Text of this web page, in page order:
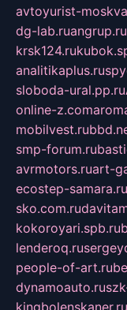
avtoyurist-
dg-lab.ruangrup.ru
krsk124.ru
analitikaplus.ru
sloboda-ural.pp.ru
online-z.com
mobilvest.ru
smp-forum.ru
avrmotors.ruart-
ecostep-samara.ru
sko.com.ru
kokoroyari.spb.ru
lenderoq.ru
people-of-art.ru
dynamoauto.ru
kingbolenskaner.ru